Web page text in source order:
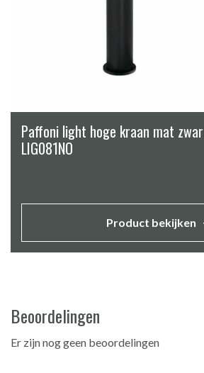
Paffoni light hoge kraan mat
LIG081NO
Product bekijken
Beoordelingen
Er zijn nog geen beoordelingen